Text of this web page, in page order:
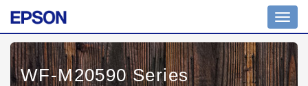
WF-M20590 Series